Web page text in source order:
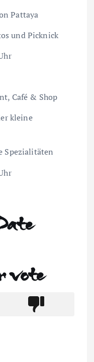
Pattaya
und Picknick
Café & Shop
kleine
Spezialitäten
vote